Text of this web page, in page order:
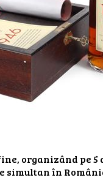
organizând pe 5
simultan în